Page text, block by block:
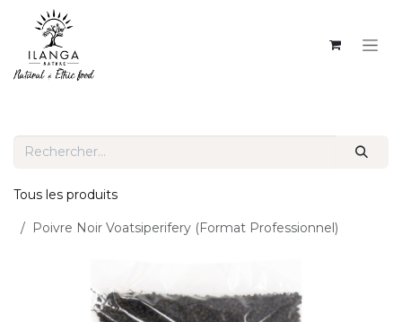
Tous les produits
Poivre Noir Voatsiperifery (Format Professionnel)